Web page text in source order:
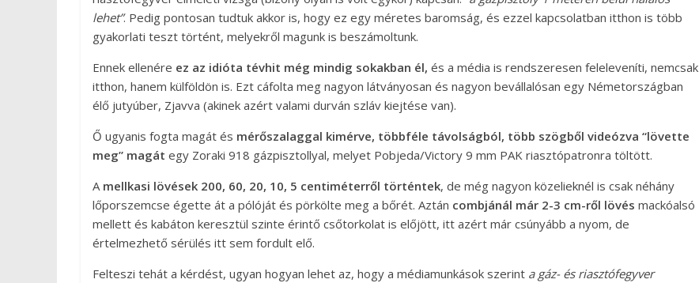
lehet”. Pedig pontosan tudtuk akkor is, hogy ez egy méretes baromság, és ezzel kapcsolatban itthon is több
gyakorlati teszt történt, melyekről magunk is beszámoltunk.
Ennek ellenére ez az idióta tévhit még mindig sokakban él, és a média is rendszeresen feleleveníti, nemcsak
itthon, hanem külföldön is. Ezt cáfolta meg nagyon látványosan és nagyon bevállalósan egy Németországban
élő jutyúber, Zjavva (akinek azért valami durván szláv kiejtése van).
Ő ugyanis fogta magát és mérőszalaggal kimérve, többféle távolságból, több szögből videózva “lövette
meg” magát egy Zoraki 918 gázpisztollyal, melyet Pobjeda/Victory 9 mm PAK riasztópatronra töltött.
A mellkasi lövések 200, 60, 20, 10, 5 centiméterről történtek, de még nagyon közelieknél is csak néhány
lőporszemcse égette át a pólóját és pörkölte meg a bőrét. Aztán combjánál már 2-3 cm-ről lövés mackóalsó
mellett és kabáton keresztül szinte érintő csőtorkolat is előjött, itt azért már csúnyább a nyom, de
értelmezhető sérülés itt sem fordult elő.
Felteszi tehát a kérdést, ugyan hogyan lehet az, hogy a médiamunkások szerint a gáz- és riasztófegyver